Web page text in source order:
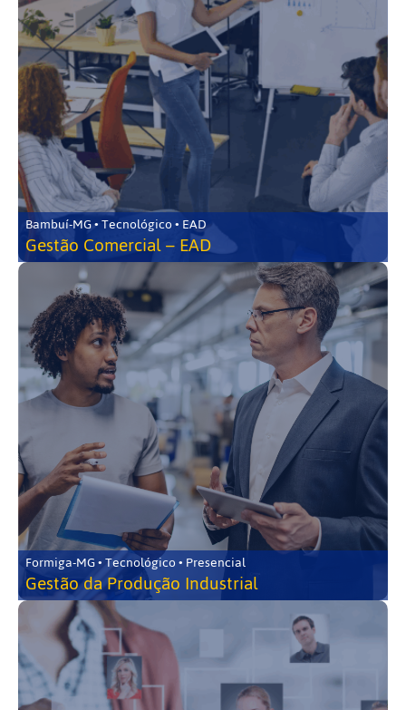
Bambuí-MG • Tecnológico • EAD
Gestão Comercial – EAD
Formiga-MG • Tecnológico • Presencial
Gestão da Produção Industrial